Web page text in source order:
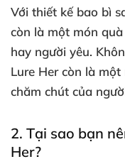
Với thiết kế bao bì
còn là một món
hay người yêu.
Lure Her còn là
chăm chút của
2. Tại sao bạn
Her?